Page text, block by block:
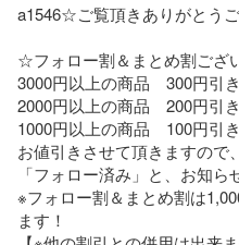
a1546☆ご覧頂きありがとう
☆フォロー割＆まとめ割ござ
3000円以上の商品　300円引き
2000円以上の商品　200円引き
1000円以上の商品　100円引き
お値引きさせて頂きますので
「フォロー済み」と、お知
※フォロー割＆まとめ割は
ます！